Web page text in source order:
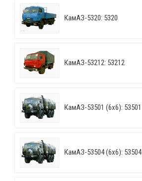
КамАЗ-5320: 5320
КамАЗ-53212: 53212
КамАЗ-53501 (6х6): 53501
КамАЗ-53504 (6х6): 53504